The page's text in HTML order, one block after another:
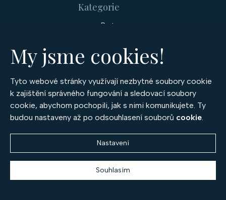
My jsme cookies!
Tyto webové stránky využívají nezbytné soubory cookie
k zajištění správného fungování a sledovací soubory
cookie, abychom pochopili, jak s nimi komunikujete. Ty
budou nastaveny až po odsouhlasení souborů cookie.
Nastavení
Souhlasím
Kategorie
Prsteny
Náhrdelníky
Přívěsky a medailony
Šperky
Snubní prsteny
Zásnubní prsteny
Rubínové šperky
Drahé kameny